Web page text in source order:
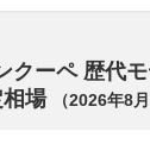
クーペ 歴代
相場
（2026年8月